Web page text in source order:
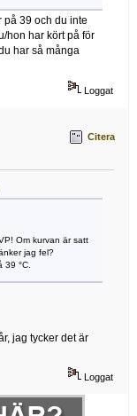
på 39 och du inte
hon har kört på för
har så många
Loggat
Citera
Om kurvan är satt
jag fel?
39 °C.
jag tycker det är
Loggat